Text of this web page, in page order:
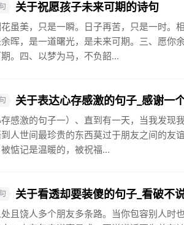
关于祝愿孩子未来可期的诗句
虽美，只是一瞬。日子再苦，只是一时。
晖，是一道曙光，是未来可期。三、愿你
。四、以梦为马，不负韶...
关于表达心存感激的句子_感谢一
感激的句子一）、直到有一天，当我发现
人世间最珍贵的东西莫过于朋友之间的友
惦记是温暖的，被祝福...
关于看透却要装傻的句子_看破不
且饶人多个朋友多条路。当你包容别人时